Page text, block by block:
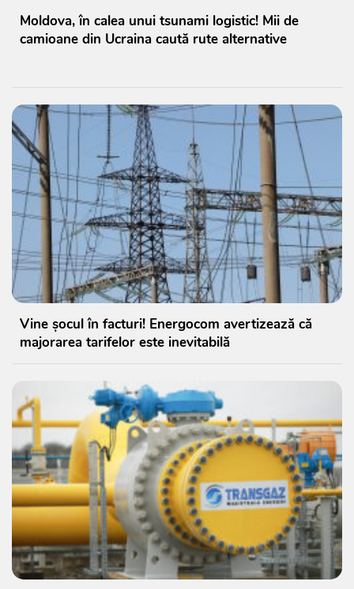
Moldova, în calea unui tsunami logistic! Mii de
camioane din Ucraina caută rute alternative
Vine șocul în facturi! Energocom avertizează că
majorarea tarifelor este inevitabilă